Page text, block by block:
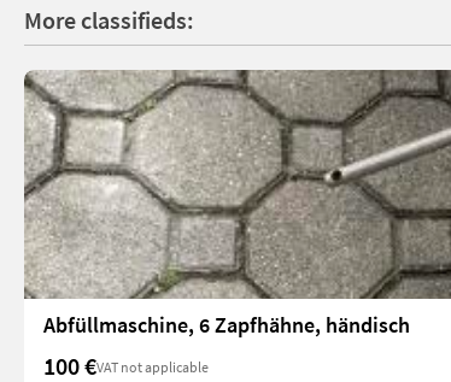
More classifieds:
Abfüllmaschine, 6 Zapfhähne, händisch
100 €VAT not applicable